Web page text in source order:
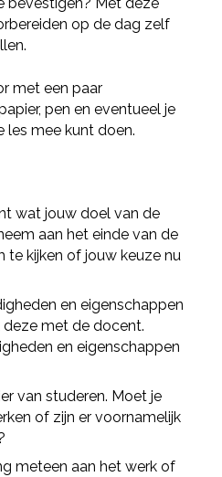
op de dag zelf
met een paar
pen en eventueel je
mee kunt doen.
wat jouw doel van de
aan het einde van de
te kijken of jouw keuze nu
en eigenschappen
deze met de docent.
en eigenschappen
van studeren. Moet je
of zijn er voornamelijk
meteen aan het werk of
via Twitter